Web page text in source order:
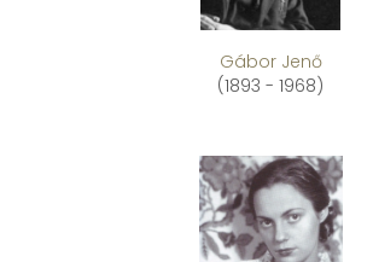
Gábor Jenő
(1893 - 1968)